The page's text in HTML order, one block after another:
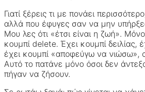
Γιατί ξέρεις τι με πονάει
αλλά που έφυγες σαν να μην
Μου λες ότι «έτσι είναι η ζωή».
κουμπί delete. Έχει κουμπί δειλίας,
έχει κουμπί «αποφεύγω να νιώσω»,
Αυτό το πατάνε μόνο όσοι δεν
πήγαν να ζήσουν.